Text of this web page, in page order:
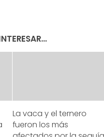
La vaca y el ternero
fueron los más